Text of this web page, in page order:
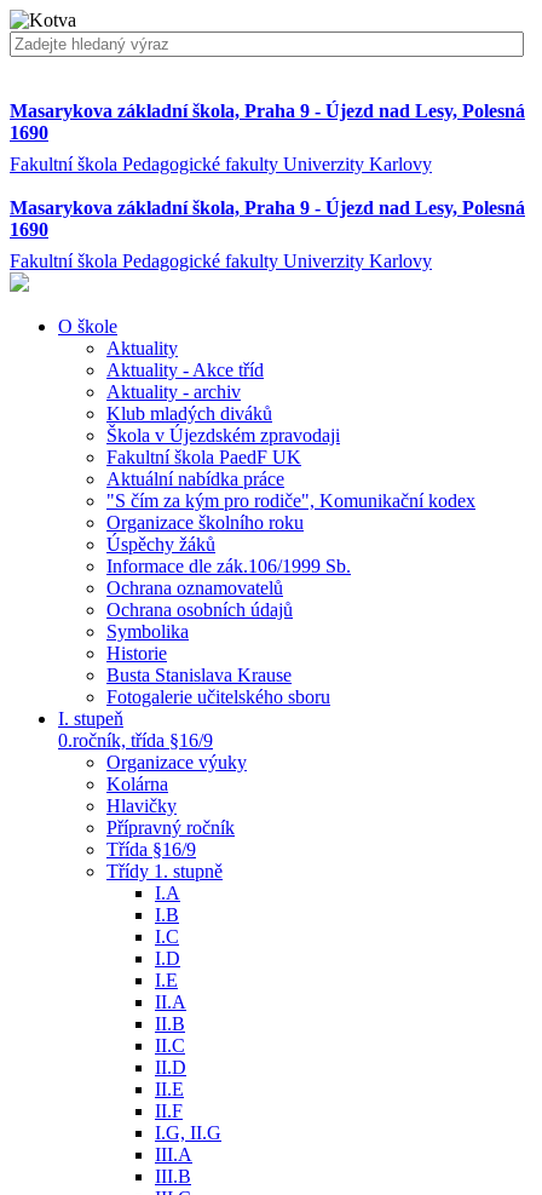
Masarykova základní škola, Praha 9 - Újezd nad Lesy, Polesná
1690
Fakultní škola Pedagogické fakulty Univerzity Karlovy
Masarykova základní škola, Praha 9 - Újezd nad Lesy, Polesná
1690
Fakultní škola Pedagogické fakulty Univerzity Karlovy
O škole
Aktuality
Aktuality - Akce tříd
Aktuality - archiv
Klub mladých diváků
Škola v Újezdském zpravodaji
Fakultní škola PaedF UK
Aktuální nabídka práce
"S čím za kým pro rodiče", Komunikační kodex
Organizace školního roku
Úspěchy žáků
Informace dle zák.106/1999 Sb.
Ochrana oznamovatelů
Ochrana osobních údajů
Symbolika
Historie
Busta Stanislava Krause
Fotogalerie učitelského sboru
I. stupeň
0.ročník, třída §16/9
Organizace výuky
Kolárna
Hlavičky
Přípravný ročník
Třída §16/9
Třídy 1. stupně
I.A
I.B
I.C
I.D
I.E
II.A
II.B
II.C
II.D
II.E
II.F
I.G, II.G
III.A
III.B